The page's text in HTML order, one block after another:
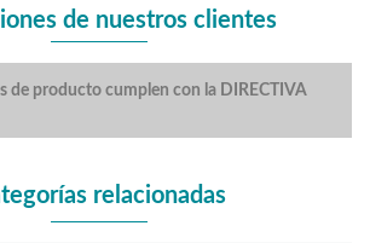
de nuestros clientes
de producto cumplen con la DIRECTIVA
relacionadas